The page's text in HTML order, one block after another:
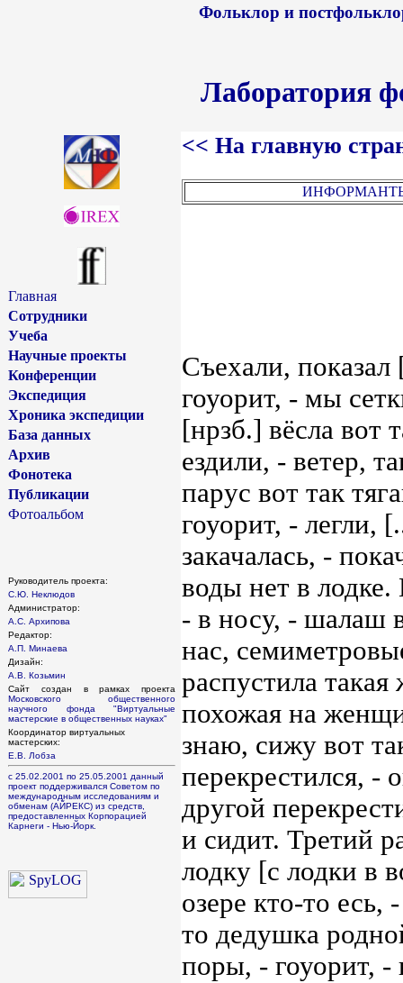
Фольклор и
Лаборатория
Главная
Сотрудники
Учеба
Научные проекты
Конференции
Экспедиция
Хроника экспедиции
База данных
Архив
Фонотека
Публикации
Фотоальбом
Руководитель проекта:
С.Ю. Неклюдов
Администратор:
А.С. Архипова
Редактор:
А.П. Минаева
Дизайн:
А.В. Козьмин
Сайт создан в рамках проекта
Московского общественного
научного фонда
"Виртуальные
мастерские в общественных науках"
Координатор виртуальных
мастерских:
Е.В. Лобза
с 25.02.2001 по 25.05.2001 данный
проект поддерживался Советом по
международным исследованиям и
обменам (АЙРЕКС) из средств,
предоставленных Корпорацией
Карнеги - Нью-Йорк.
<< На главную
Съехали,
гоуорит, - мы
[нрзб.] вёсла вот
ездили, - ветер,
парус вот так
гоуорит, - легли,
закачалась, -
воды нет в
- в носу, - шалаш
нас,
распустила
похожая на
знаю, сижу вот
перекрестился, -
другой
и сидит. Третий
лодку [с лодки в
озере кто-то есь,
то дедушка
поры, - гоуорит, -